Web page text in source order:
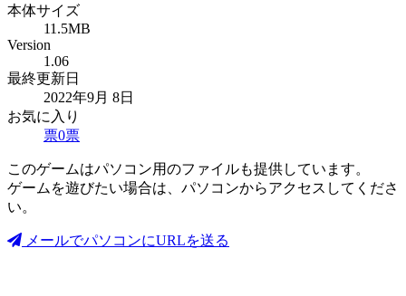
本体サイズ
11.5MB
Version
1.06
最終更新日
2022年9月 8日
お気に入り
票0票
このゲームはパソコン用のファイルも提供しています。
ゲームを遊びたい場合は、パソコンからアクセスしてくださ
い。
メールでパソコンにURLを送る